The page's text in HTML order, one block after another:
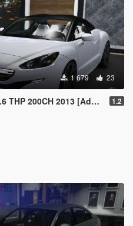
1 679 23
200CH 2013 [Add-On] 1.2